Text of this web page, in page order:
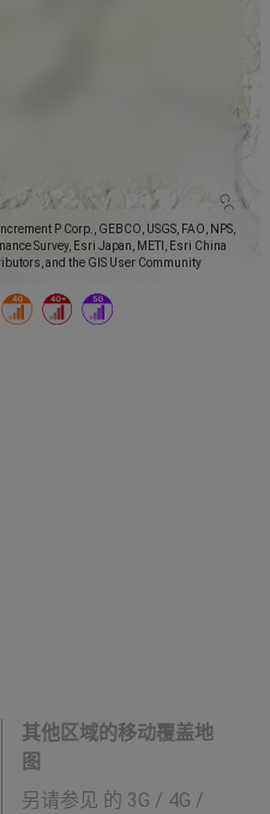
P Corp., GEBCO, USGS, FAO, NPS,
Survey, Esri Japan, METI, Esri China
and the GIS User Community
其他区域的移动覆盖地
图
另请参见 的 3G / 4G /